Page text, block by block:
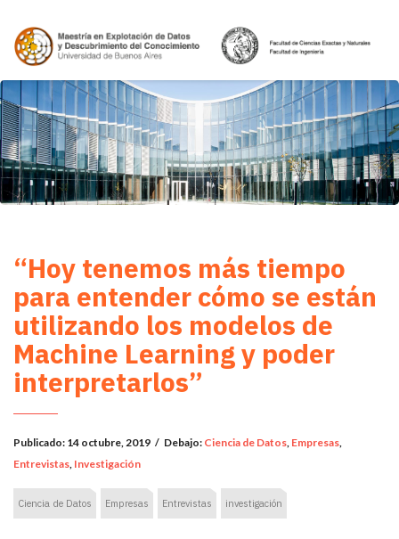
“Hoy tenemos más tiempo
para entender cómo se están
utilizando los modelos de
Machine Learning y poder
interpretarlos”
Publicado: 14 octubre, 2019 / Debajo: Ciencia de Datos, Empresas,
Entrevistas, Investigación
Ciencia de Datos Empresas Entrevistas investigación